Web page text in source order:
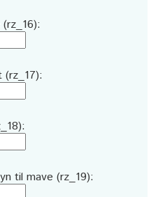
(rz_17):
til mave (rz_19):